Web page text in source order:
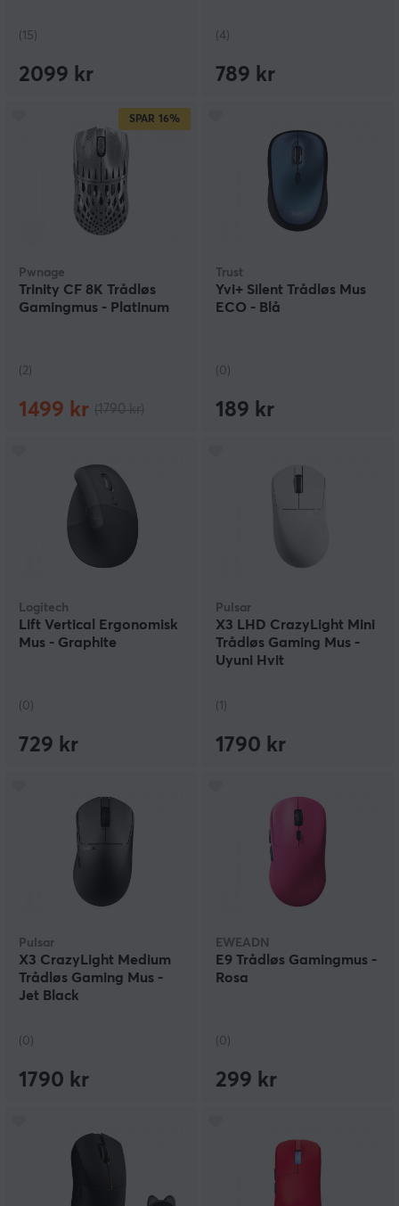
(15)
2099 kr
(4)
789 kr
SPAR 16%
Pwnage
Trinity CF 8K Trådløs
Gamingmus - Platinum
(2)
1499 kr
Trust
Yvi+ Silent Trådløs Mus
ECO - Blå
(0)
189 kr
Logitech
Lift Vertical Ergonomisk
Mus - Graphite
(0)
729 kr
Pulsar
X3 LHD CrazyLight Mini
Trådløs Gaming Mus -
Uyuni Hvit
(1)
1790 kr
Pulsar
X3 CrazyLight Medium
Trådløs Gaming Mus -
Jet Black
(0)
1790 kr
EWEADN
E9 Trådløs Gamingmus -
Rosa
(0)
299 kr